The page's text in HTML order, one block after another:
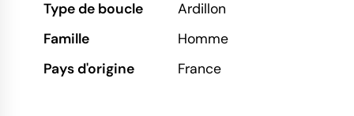
Type de boucle
Ardillon
Famille
Homme
Pays d'origine
France